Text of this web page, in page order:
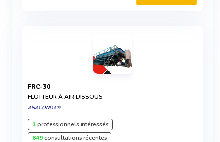
FRC-30
FLOTTEUR À AIR DISSOUS
ANACONDA®
1professionnels intéressés
649consultations récentes